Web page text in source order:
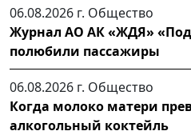
06.08.2026 г. Общество
Журнал АО АК «ЖДЯ» «Под
полюбили пассажиры
06.08.2026 г. Общество
Когда молоко матери
алкогольный коктейль